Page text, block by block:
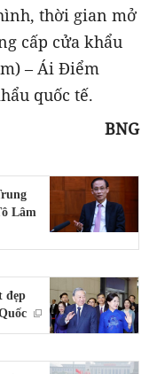
thời gian mở
cấp cửa khẩu
– Ái Điểm
quốc tế.
BNG
Lâm
đẹp